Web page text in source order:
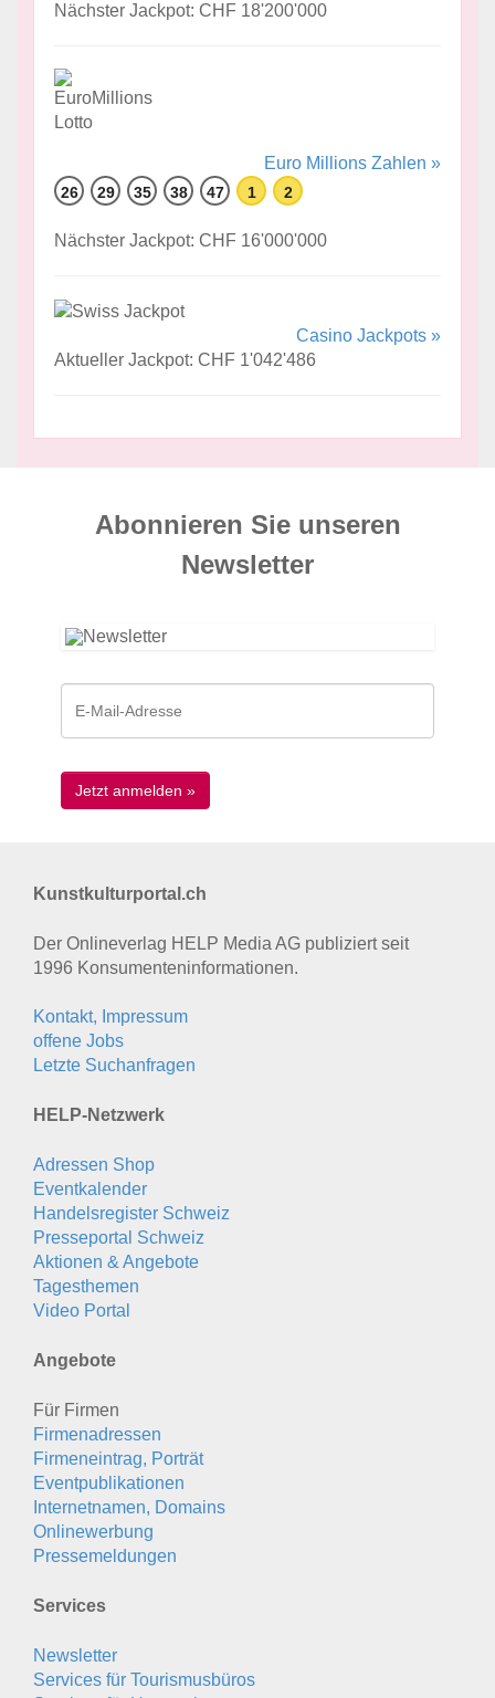
Nächster Jackpot: CHF 18'200'000
Euro Millions Zahlen »
26 29 35 38 47 1 2
Nächster Jackpot: CHF 16'000'000
Casino Jackpots »
Aktueller Jackpot: CHF 1'042'486
Abonnieren Sie unseren
News­letter
Kunstkulturportal.ch
Der Onlineverlag HELP Media AG publiziert seit
1996 Konsumenten­informationen.
Kontakt, Impressum
offene Jobs
Letzte Suchanfragen
HELP-Netzwerk
Adressen Shop
Eventkalender
Handelsregister Schweiz
Presseportal Schweiz
Aktionen & Angebote
Tagesthemen
Video Portal
Angebote
Für Firmen
Firmenadressen
Firmeneintrag, Porträt
Eventpublikationen
Internetnamen, Domains
Onlinewerbung
Pressemeldungen
Services
Newsletter
Services für Tourismusbüros